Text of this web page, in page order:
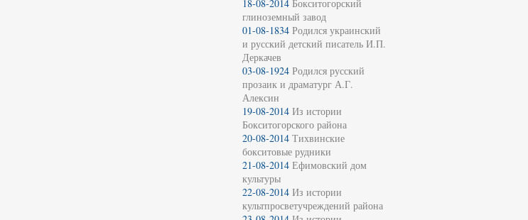
18-08-2014 Бокситогорский
глиноземный завод
01-08-1834 Родился украинский
и русский детский писатель И.П.
Деркачев
03-08-1924 Родился русский
прозаик и драматург А.Г.
Алексин
19-08-2014 Из истории
Бокситогорского района
20-08-2014 Тихвинские
бокситовые рудники
21-08-2014 Ефимовский дом
культуры
22-08-2014 Из истории
культпросветучреждений района